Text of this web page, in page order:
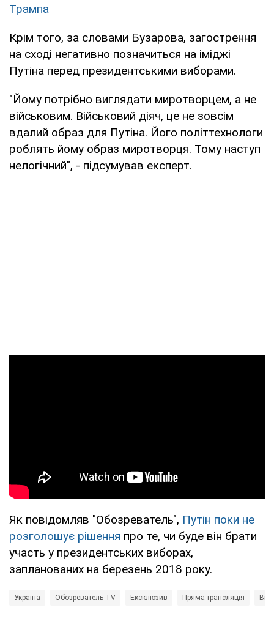
Трампа
Крім того, за словами Бузарова, загострення
на сході негативно позначиться на іміджі
Путіна перед президентськими виборами.
"Йому потрібно виглядати миротворцем, а не
військовим. Військовий діяч, це не зовсім
вдалий образ для Путіна. Його політтехнологи
роблять йому образ миротворця. Тому наступ
нелогічний", - підсумував експерт.
Як повідомляв "Обозреватель", Путін поки не
розголошує рішення про те, чи буде він брати
участь у президентських виборах,
запланованих на березень 2018 року.
Україна Обозреватель TV Ексклюзив Пряма трансляція